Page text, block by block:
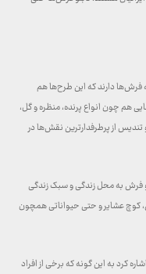
دارند که این طرح‌ها هم
هم چون انواع پرنده، منظره و گل،
تندیس از پرطرفدارترین نقش‌ها در
فرش به محل زندگی و سبک زندگی
کوچ عشایر و حتی حیواناتی همچون
کرد به این گونه که برخی از افراد